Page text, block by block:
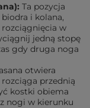
Ta pozycja
i kolana,
rozciągnięcia w
jedną stopę
gdy druga noga
otwiera
przednią
kostki obiema
nogi w kierunku